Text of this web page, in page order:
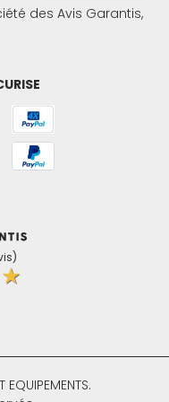
des Avis Garantis,